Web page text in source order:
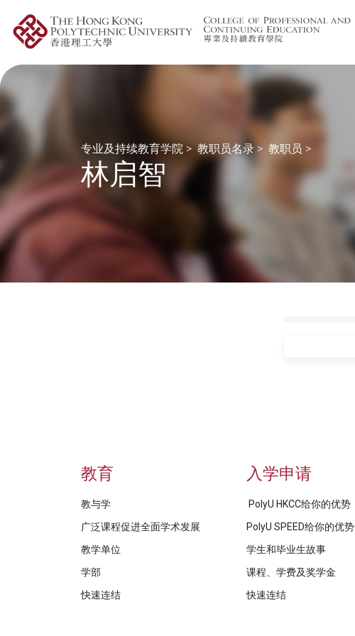
专业及持续教育学院 > 教职员名录 > 教职员 >
林启智
教育
教与学
广泛课程促进全面学术发展
教学单位
学部
快速连结
入学申请
PolyU HKCC给你的优势
PolyU SPEED给你的优势
学生和毕业生故事
课程、学费及奖学金
快速连结